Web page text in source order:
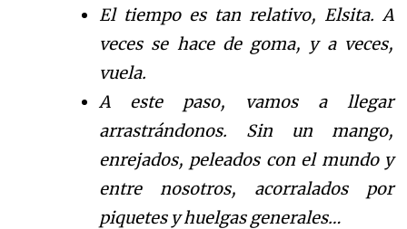
El tiempo es tan relativo, Elsita. A
veces se hace de goma, y a veces,
vuela.
A este paso, vamos a llegar
arrastrándonos. Sin un mango,
enrejados, peleados con el mundo y
entre nosotros, acorralados por
piquetes y huelgas generales…